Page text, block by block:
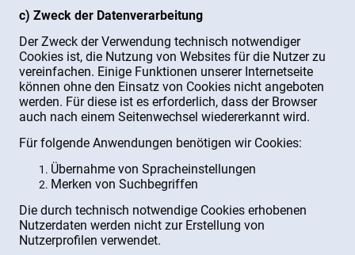
c) Zweck der Datenverarbeitung
Der Zweck der Verwendung technisch notwendiger
Cookies ist, die Nutzung von Websites für die Nutzer zu
vereinfachen. Einige Funktionen unserer Internetseite
können ohne den Einsatz von Cookies nicht angeboten
werden. Für diese ist es erforderlich, dass der Browser
auch nach einem Seitenwechsel wiedererkannt wird.
Für folgende Anwendungen benötigen wir Cookies:
Übernahme von Spracheinstellungen
Merken von Suchbegriffen
Die durch technisch notwendige Cookies erhobenen
Nutzerdaten werden nicht zur Erstellung von
Nutzerprofilen verwendet.